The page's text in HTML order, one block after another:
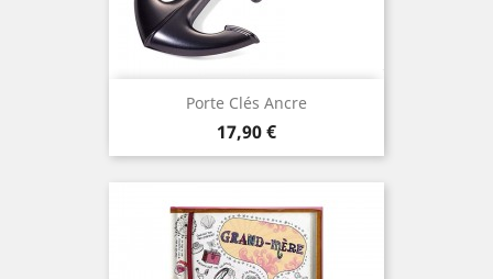
Porte Clés Ancre
Prix
17,90 €